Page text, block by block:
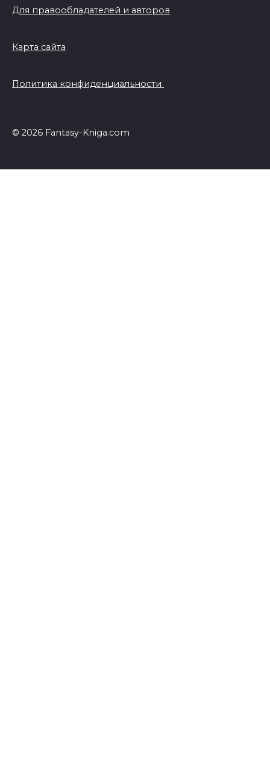
Для правообладателей и авторов
Карта сайта
Политика конфиденциальности
© 2026 Fantasy-Kniga.com